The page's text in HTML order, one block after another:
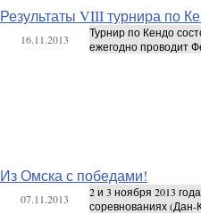
Результаты VIII турнира по
16.11.2013
Турнир по Кендо
ежегодно проводит
Из Омска с победами!
07.11.2013
2 и 3 ноября 2013
соревнованиях